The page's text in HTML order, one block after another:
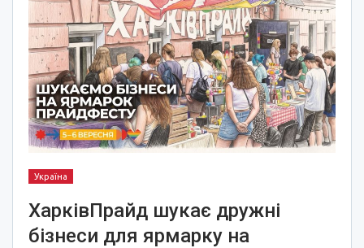
Україна
ХарківПрайд шукає дружні
бізнеси для ярмарку на